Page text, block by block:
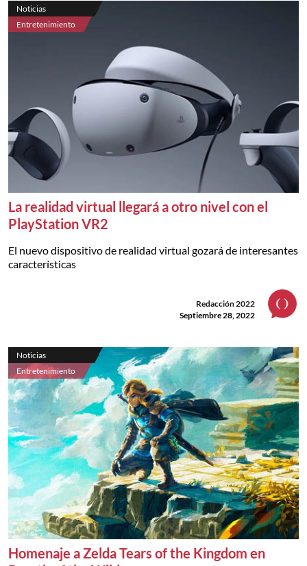
Noticias
Entretenimiento
La realidad virtual llegará a otro nivel con el
PlayStation VR2
El nuevo dispositivo de realidad virtual gozará de interesantes
características
Redacción 2022
Septiembre 28, 2022
Noticias
Entretenimiento
Homenaje a Zelda Tears of the Kingdom en